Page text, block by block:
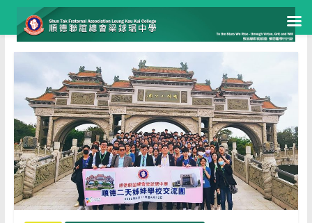
Skip